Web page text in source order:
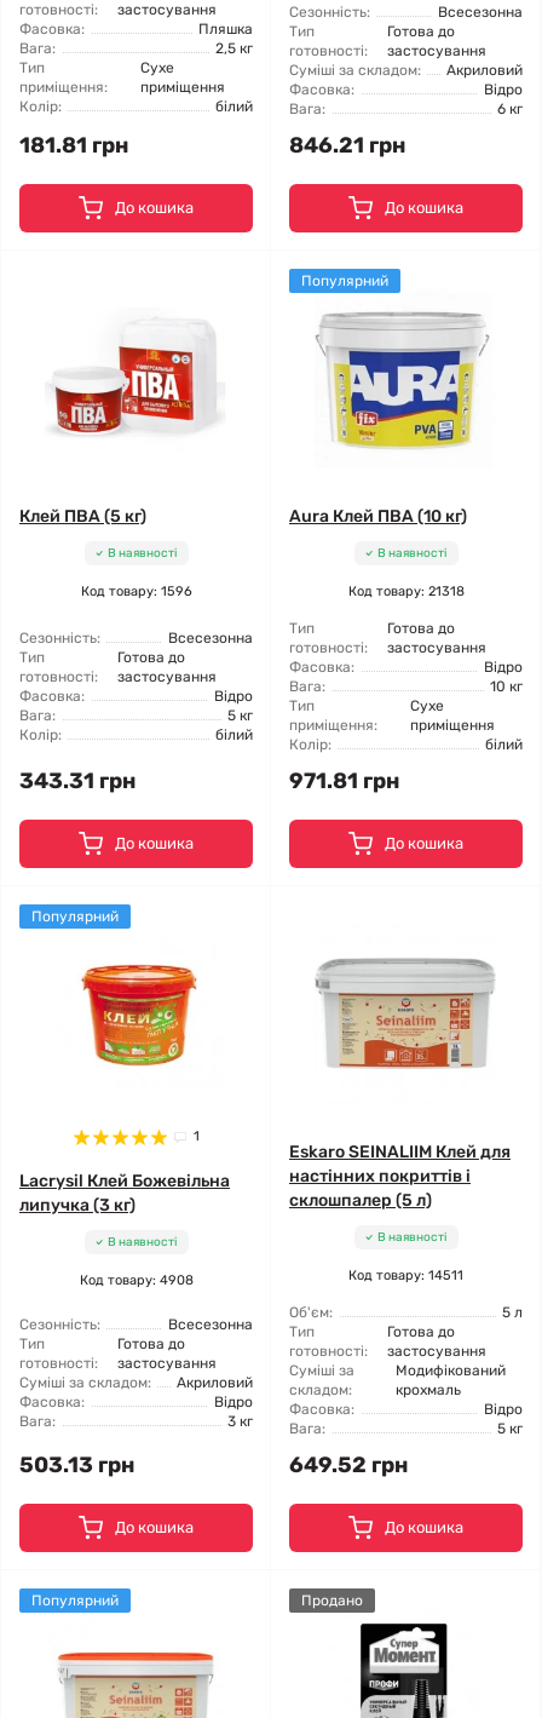
готовності:
застосування
Фасовка:
Пляшка
Вага:
2,5 кг
Тип
приміщення:
Сухе
приміщення
Колір:
білий
181.81 грн
До кошика
Сезонність:
Всесезонна
Тип
готовності:
Готова до
застосування
Суміші за складом:
Акриловий
Фасовка:
Відро
Вага:
6 кг
846.21 грн
До кошика
Клей ПВА (5 кг)
В наявності
Код товару: 1596
Сезонність:
Всесезонна
Тип
готовності:
Готова до
застосування
Фасовка:
Відро
Вага:
5 кг
Колір:
білий
343.31 грн
До кошика
Популярний
Aura Клей ПВА (10 кг)
В наявності
Код товару: 21318
Тип
готовності:
Готова до
застосування
Фасовка:
Відро
Вага:
10 кг
Тип
приміщення:
Сухе
приміщення
Колір:
білий
971.81 грн
До кошика
Популярний
1
Lacrysil Клей Божевільна
липучка (3 кг)
В наявності
Код товару: 4908
Сезонність:
Всесезонна
Тип
готовності:
Готова до
застосування
Суміші за складом:
Акриловий
Фасовка:
Відро
Вага:
3 кг
503.13 грн
До кошика
Eskaro SEINALIIM Клей для
настінних покриттів і
склошпалер (5 л)
В наявності
Код товару: 14511
Об'єм:
5 л
Тип
готовності:
Готова до
застосування
Суміші за
складом:
Модифікований
крохмаль
Фасовка:
Відро
Вага:
5 кг
649.52 грн
До кошика
Популярний Продано